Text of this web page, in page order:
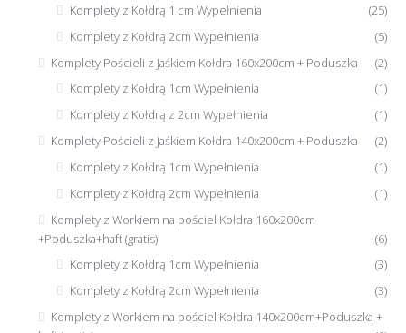
Komplety z Kołdrą 1 cm Wypełnienia
(25)
Komplety z Kołdrą 2cm Wypełnienia
(5)
Komplety Pościeli z Jaśkiem Kołdra 160x200cm + Poduszka
(2)
Komplety z Kołdrą 1cm Wypełnienia
(1)
Komplety z Kołdrą z 2cm Wypełnienia
(1)
Komplety Pościeli z Jaśkiem Kołdra 140x200cm + Poduszka
(2)
Komplety z Kołdrą 1cm Wypełnienia
(1)
Komplety z Kołdrą 2cm Wypełnienia
(1)
Komplety z Workiem na pościel Kołdra 160x200cm
+Poduszka+haft (gratis)
(6)
Komplety z Kołdrą 1cm Wypełnienia
(3)
Komplety z Kołdrą 2cm Wypełnienia
(3)
Komplety z Workiem na pościel Kołdra 140x200cm+Poduszka +